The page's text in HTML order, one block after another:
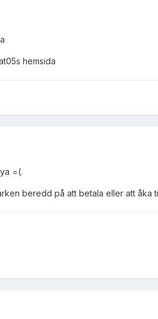
hemsida
=(.
beredd på att betala eller att åka